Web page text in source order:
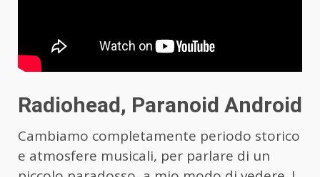
Radiohead, Paranoid Android
Cambiamo completamente periodo storico
e atmosfere musicali, per parlare di un